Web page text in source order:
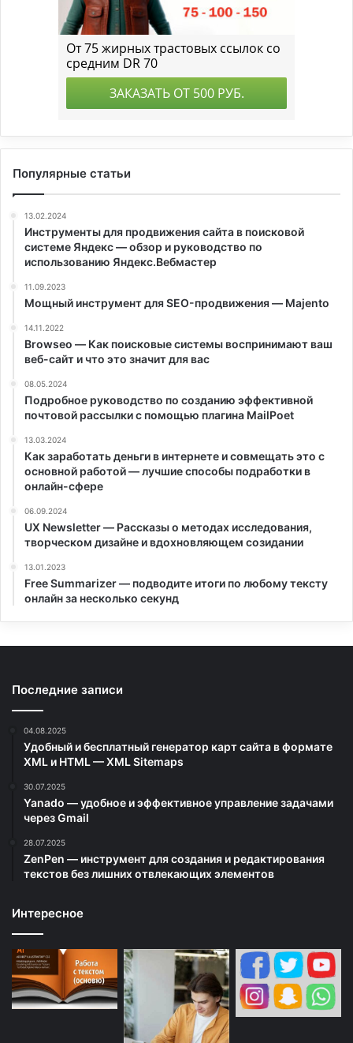
Популярные статьи
13.02.2024
Инструменты для продвижения сайта в поисковой
системе Яндекс — обзор и руководство по
использованию Яндекс.Вебмастер
11.09.2023
Мощный инструмент для SEO-продвижения — Majento
14.11.2022
Browseo — Как поисковые системы воспринимают ваш
веб-сайт и что это значит для вас
08.05.2024
Подробное руководство по созданию эффективной
почтовой рассылки с помощью плагина MailPoet
13.03.2024
Как заработать деньги в интернете и совмещать это с
основной работой — лучшие способы подработки в
онлайн-сфере
06.09.2024
UX Newsletter — Рассказы о методах исследования,
творческом дизайне и вдохновляющем созидании
13.01.2023
Free Summarizer — подводите итоги по любому тексту
онлайн за несколько секунд
Последние записи
04.08.2025
Удобный и бесплатный генератор карт сайта в формате
XML и HTML — XML Sitemaps
30.07.2025
Yanado — удобное и эффективное управление задачами
через Gmail
28.07.2025
ZenPen — инструмент для создания и редактирования
текстов без лишних отвлекающих элементов
Интересное